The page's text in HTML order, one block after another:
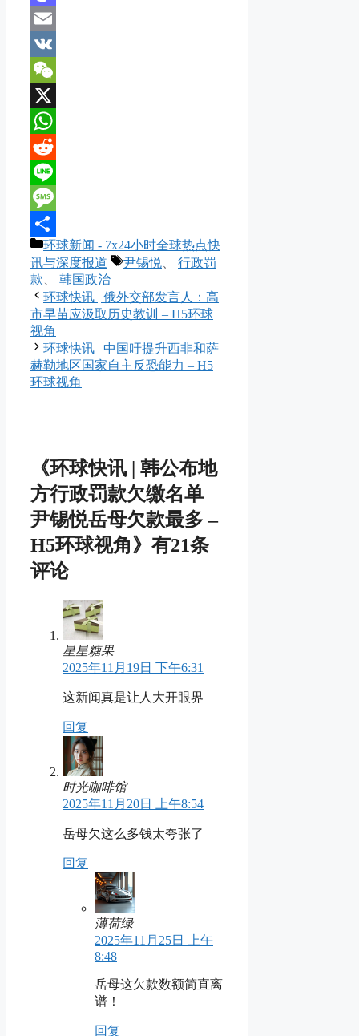
Mastodon
Email
VK
WeChat
X
WhatsApp
Reddit
Line
Message
分
享
分
类
环球新闻 - 7x24小时全球热点快
讯与深度报道
标
尹锡悦
行政罚
款
韩国政治
环球快讯 | 俄外交部发言人：高
市早苗应汲取历史教训 – H5环球
视角
环球快讯 | 中国吁提升西非和萨
赫勒地区国家自主反恐能力 – H5
环球视角
《环球快讯 | 韩公布地
方行政罚款欠缴名单
尹锡悦岳母欠款最多 –
H5环球视角》有21条
评论
星星糖果
2025年11月19日 下午6:31
这新闻真是让人大开眼界
回复
时光咖啡馆
2025年11月20日 上午8:54
岳母欠这么多钱太夸张了
回复
薄荷绿
2025年11月25日 上午
8:48
岳母这欠款数额简直离
谱！
回复